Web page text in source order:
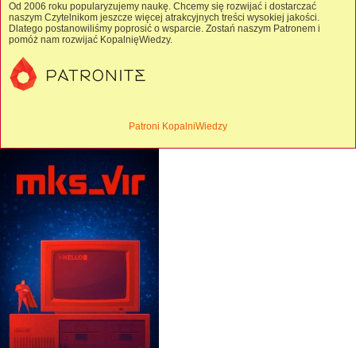
Od 2006 roku popularyzujemy naukę. Chcemy się rozwijać i dostarczać
naszym Czytelnikom jeszcze więcej atrakcyjnych treści wysokiej jakości.
Dlatego postanowiliśmy poprosić o wsparcie. Zostań naszym Patronem i
pomóż nam rozwijać KopalnięWiedzy.
Patroni KopalniWiedzy